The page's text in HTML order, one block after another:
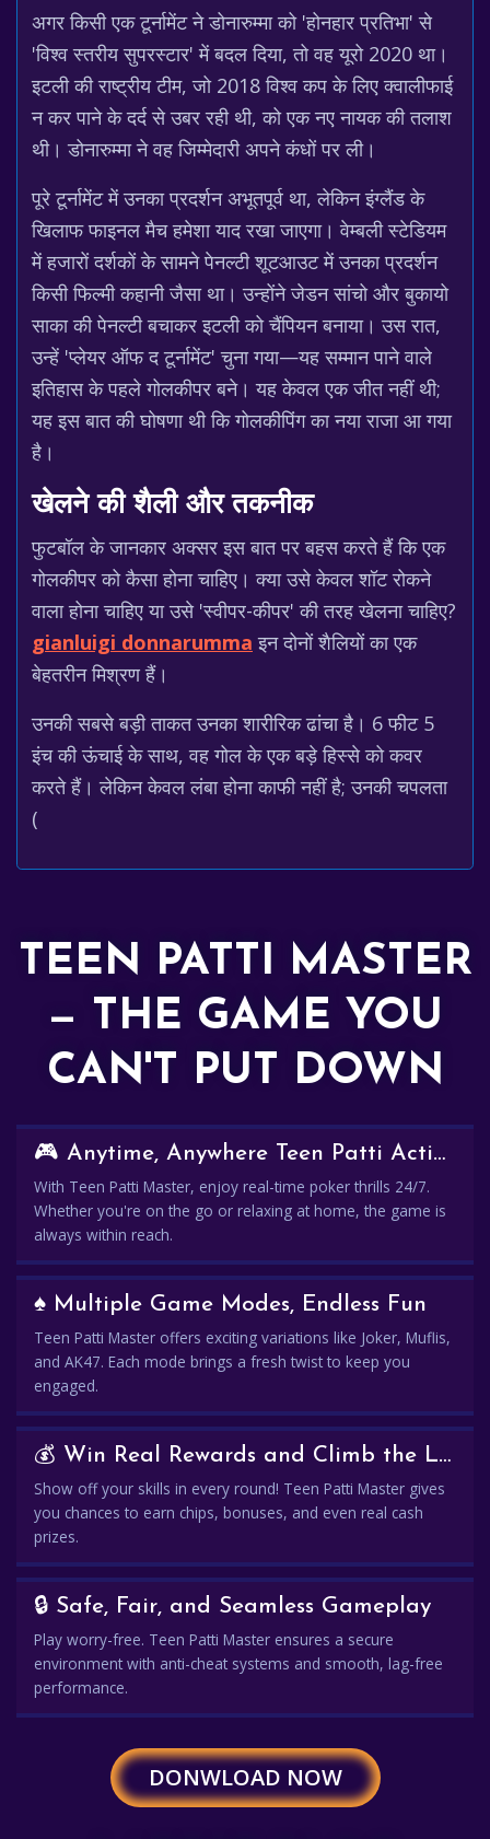
अगर किसी एक टूर्नामेंट ने डोनारुम्मा को 'होनहार प्रतिभा' से
'विश्व स्तरीय सुपरस्टार' में बदल दिया, तो वह यूरो 2020 था।
इटली की राष्ट्रीय टीम, जो 2018 विश्व कप के लिए क्वालीफाई
न कर पाने के दर्द से उबर रही थी, को एक नए नायक की तलाश
थी। डोनारुम्मा ने वह जिम्मेदारी अपने कंधों पर ली।
पूरे टूर्नामेंट में उनका प्रदर्शन अभूतपूर्व था, लेकिन इंग्लैंड के
खिलाफ फाइनल मैच हमेशा याद रखा जाएगा। वेम्बली स्टेडियम
में हजारों दर्शकों के सामने पेनल्टी शूटआउट में उनका प्रदर्शन
किसी फिल्मी कहानी जैसा था। उन्होंने जेडन सांचो और बुकायो
साका की पेनल्टी बचाकर इटली को चैंपियन बनाया। उस रात,
उन्हें 'प्लेयर ऑफ द टूर्नामेंट' चुना गया—यह सम्मान पाने वाले
इतिहास के पहले गोलकीपर बने। यह केवल एक जीत नहीं थी;
यह इस बात की घोषणा थी कि गोलकीपिंग का नया राजा आ गया
है।
खेलने की शैली और तकनीक
फुटबॉल के जानकार अक्सर इस बात पर बहस करते हैं कि एक
गोलकीपर को कैसा होना चाहिए। क्या उसे केवल शॉट रोकने
वाला होना चाहिए या उसे 'स्वीपर-कीपर' की तरह खेलना चाहिए?
gianluigi donnarumma इन दोनों शैलियों का एक
बेहतरीन मिश्रण हैं।
उनकी सबसे बड़ी ताकत उनका शारीरिक ढांचा है। 6 फीट 5
इंच की ऊंचाई के साथ, वह गोल के एक बड़े हिस्से को कवर
करते हैं। लेकिन केवल लंबा होना काफी नहीं है; उनकी चपलता
(
TEEN PATTI MASTER
— THE GAME YOU
CAN'T PUT DOWN
🎮 Anytime, Anywhere Teen Patti Action
With Teen Patti Master, enjoy real-time poker thrills 24/7.
Whether you're on the go or relaxing at home, the game is
always within reach.
♠️ Multiple Game Modes, Endless Fun
Teen Patti Master offers exciting variations like Joker, Muflis,
and AK47. Each mode brings a fresh twist to keep you
engaged.
💰 Win Real Rewards and Climb the Leaderboard
Show off your skills in every round! Teen Patti Master gives
you chances to earn chips, bonuses, and even real cash
prizes.
🔒 Safe, Fair, and Seamless Gameplay
Play worry-free. Teen Patti Master ensures a secure
environment with anti-cheat systems and smooth, lag-free
performance.
DONWLOAD NOW